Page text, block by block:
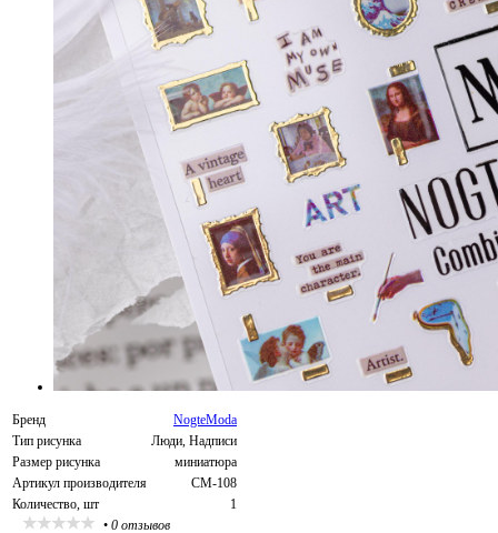
Бренд
NogteModa
Тип рисунка
Люди, Надписи
Размер рисунка
миниатюра
Артикул производителя
CM-108
Количество, шт
1
• 0 отзывов